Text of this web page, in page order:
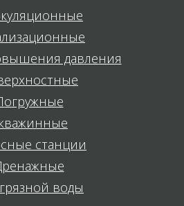
давления
станции
воды